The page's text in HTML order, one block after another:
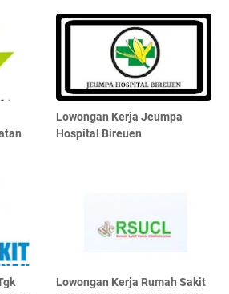
Lowongan Kerja Jeumpa
Hospital Bireuen
Lowongan Kerja Rumah Sakit